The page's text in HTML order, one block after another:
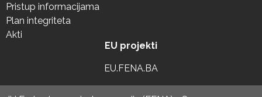
Pristup informacijama
Plan integriteta
Akti
EU projekti
EU.FENA.BA